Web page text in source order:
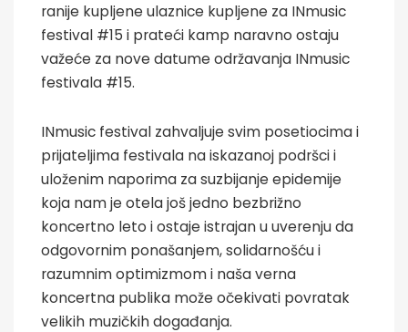
ranije kupljene ulaznice kupljene za INmusic
festival #15 i prateći kamp naravno ostaju
važeće za nove datume održavanja INmusic
festivala #15.
INmusic festival zahvaljuje svim posetiocima i
prijateljima festivala na iskazanoj podršci i
uloženim naporima za suzbijanje epidemije
koja nam je otela još jedno bezbrižno
koncertno leto i ostaje istrajan u uverenju da
odgovornim ponašanjem, solidarnošću i
razumnim optimizmom i naša verna
koncertna publika može očekivati povratak
velikih muzičkih događanja.